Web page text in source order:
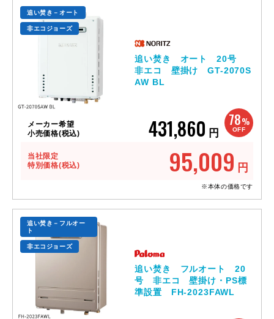
追い焚き－オート
非エコジョーズ
追い焚き オート 20号
非エコ 壁掛け GT-2070S
AW BL
78%
OFF
メーカー希望
小売価格(税込)
431,860 円
当社限定
特別価格(税込)
95,009 円
※本体の価格です
追い焚き－フルオー
ト
非エコジョーズ
追い焚き フルオート 20
号 非エコ 壁掛け・PS標
準設置 FH-2023FAWL